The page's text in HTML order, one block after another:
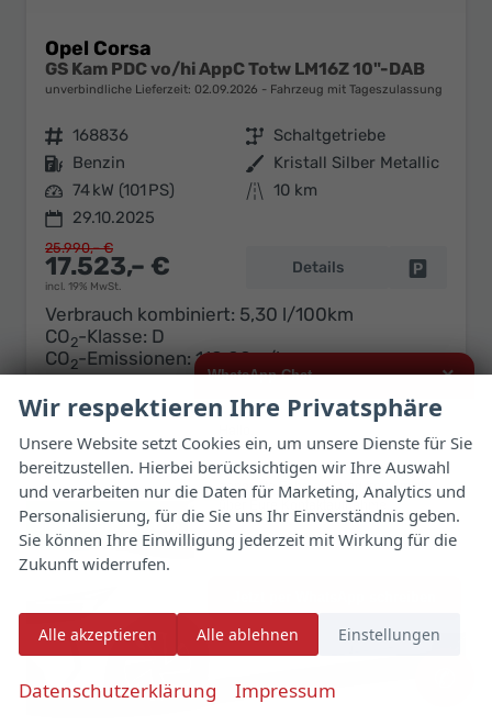
Opel Corsa
GS Kam PDC vo/hi AppC Totw LM16Z 10"-DAB
unverbindliche Lieferzeit: 02.09.2026 Fahrzeug mit Tageszulassung
Fahrzeugnr. 168836 Getriebe Schaltgetriebe
Kraftstoff Benzin Außenfarbe Kristall Silber Metallic
Leistung 74 kW (101 PS) Kilometerstand 10 km
29.10.2025
17.523,– €
incl. 19% MwSt.
25.990,– €
Details
Verbrauch kombiniert: 5,30 l/100km
CO2-Klasse: D
CO2-Emissionen:118,00 g/km
32,6%
WhatsApp Chat ×
ich interessiere mich für das oben
genannte Fahrzeug und freue mich
über Eure Kontaktaufnahme.
Viele Grüße
Wir respektieren Ihre Privatsphäre
Unsere Website setzt Cookies ein, um unsere Dienste für Sie
bereitzustellen. Hierbei berücksichtigen wir Ihre Auswahl
und verarbeiten nur die Daten für Marketing, Analytics und
Personalisierung, für die Sie uns Ihr Einverständnis geben.
Sie können Ihre Einwilligung jederzeit mit Wirkung für die
Zukunft widerrufen.
Alle akzeptieren Alle ablehnen Einstellungen
Datenschutzerklärung Impressum